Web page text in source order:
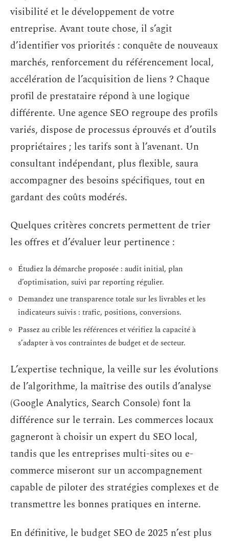
visibilité et le développement de votre
entreprise. Avant toute chose, il s’agit
d’identifier vos priorités : conquête de nouveaux
marchés, renforcement du référencement local,
accélération de l’acquisition de liens ? Chaque
profil de prestataire répond à une logique
différente. Une agence SEO regroupe des profils
variés, dispose de processus éprouvés et d’outils
propriétaires ; les tarifs sont à l’avenant. Un
consultant indépendant, plus flexible, saura
accompagner des besoins spécifiques, tout en
gardant des coûts modérés.
Quelques critères concrets permettent de trier
les offres et d’évaluer leur pertinence :
Étudiez la démarche proposée : audit initial, plan
d’optimisation, suivi par reporting régulier.
Demandez une transparence totale sur les livrables et les
indicateurs suivis : trafic, positions, conversions.
Passez au crible les références et vérifiez la capacité à
s’adapter à vos contraintes de budget et de secteur.
L’expertise technique, la veille sur les évolutions
de l’algorithme, la maîtrise des outils d’analyse
(Google Analytics, Search Console) font la
différence sur le terrain. Les commerces locaux
gagneront à choisir un expert du SEO local,
tandis que les entreprises multi-sites ou e-
commerce miseront sur un accompagnement
capable de piloter des stratégies complexes et de
transmettre les bonnes pratiques en interne.
En définitive, le budget SEO de 2025 n’est plus